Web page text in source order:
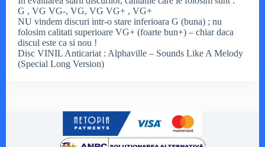
G , VG VG-, VG, VG VG+ , VG+
NU vindem discuri intr-o stare inferioara G (buna) ; nu
folosim calitati superioare VG+ (foarte bun+) – chiar daca
discul este ca si nou !
Disc VINIL Anticariat : Alphaville – Sounds Like A Melody
(Special Long Version)